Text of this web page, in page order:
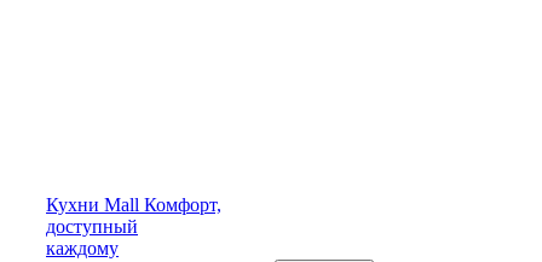
Кухни Mall Комфорт,
доступный
каждому